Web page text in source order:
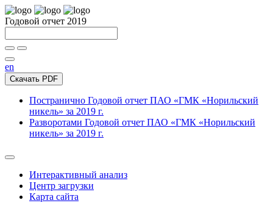
Годовой отчет 2019
en
Скачать PDF
Постранично Годовой отчет ПАО «ГМК «Норильский
никель» за 2019 г.
Разворотами Годовой отчет ПАО «ГМК «Норильский
никель» за 2019 г.
Интерактивный анализ
Центр загрузки
Карта сайта